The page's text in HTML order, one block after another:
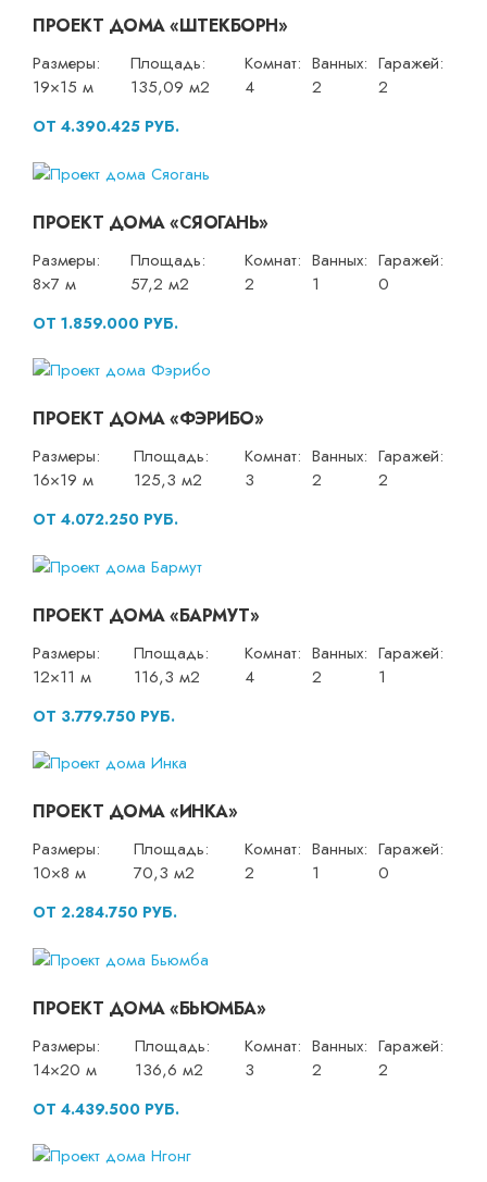
ПРОЕКТ ДОМА «ШТЕКБОРН»
Размеры:
19×15 м
Площадь:
135,09 м2
Комнат:
4
Ванных:
2
Гаражей:
2
ОТ 4.390.425 РУБ.
ПРОЕКТ ДОМА «СЯОГАНЬ»
Размеры:
8×7 м
Площадь:
57,2 м2
Комнат:
2
Ванных:
1
Гаражей:
0
ОТ 1.859.000 РУБ.
ПРОЕКТ ДОМА «ФЭРИБО»
Размеры:
16×19 м
Площадь:
125,3 м2
Комнат:
3
Ванных:
2
Гаражей:
2
ОТ 4.072.250 РУБ.
ПРОЕКТ ДОМА «БАРМУТ»
Размеры:
12×11 м
Площадь:
116,3 м2
Комнат:
4
Ванных:
2
Гаражей:
1
ОТ 3.779.750 РУБ.
ПРОЕКТ ДОМА «ИНКА»
Размеры:
10×8 м
Площадь:
70,3 м2
Комнат:
2
Ванных:
1
Гаражей:
0
ОТ 2.284.750 РУБ.
ПРОЕКТ ДОМА «БЬЮМБА»
Размеры:
14×20 м
Площадь:
136,6 м2
Комнат:
3
Ванных:
2
Гаражей:
2
ОТ 4.439.500 РУБ.